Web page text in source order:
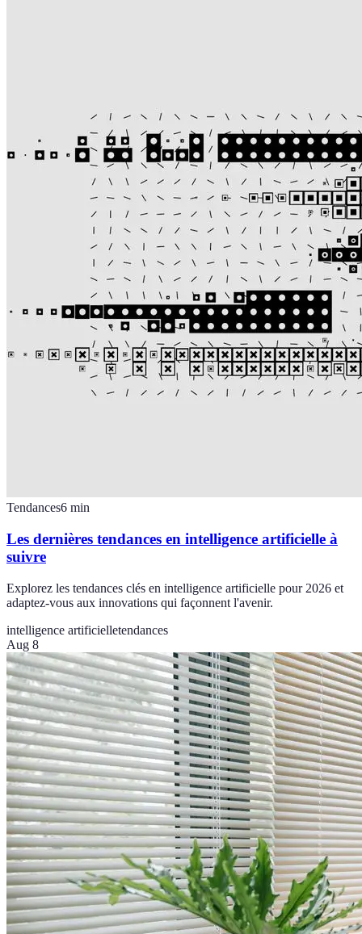
Tendances6 min
Les dernières tendances en intelligence artificielle à
suivre
Explorez les tendances clés en intelligence artificielle pour 2026 et
adaptez-vous aux innovations qui façonnent l'avenir.
intelligence artificielletendances
Aug 8